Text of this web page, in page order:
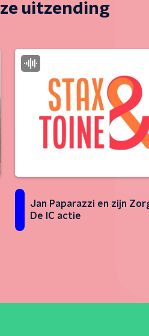
uitzending
Jan Paparazzi en zijn
De IC actie